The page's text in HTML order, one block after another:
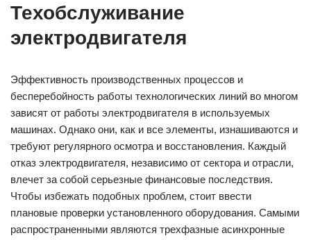
Техобслуживание
электродвигателя
Эффективность производственных процессов и
бесперебойность работы технологических линий во многом
зависят от работы электродвигателя в используемых
машинах. Однако они, как и все элементы, изнашиваются и
требуют регулярного осмотра и восстановления. Каждый
отказ электродвигателя, независимо от сектора и отрасли,
влечет за собой серьезные финансовые последствия.
Чтобы избежать подобных проблем, стоит ввести
плановые проверки установленного оборудования. Самыми
распространенными являются трехфазные асинхронные